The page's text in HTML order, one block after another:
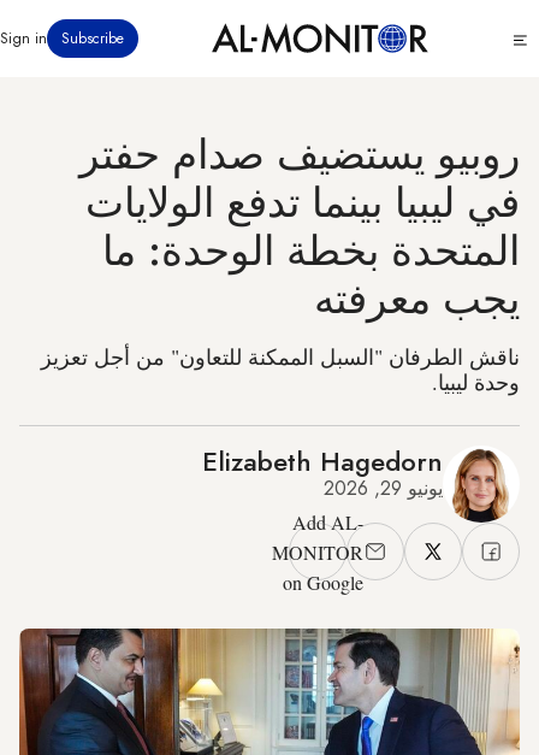
إلى
Subscribe
Sign in
روبيو يستضيف صدام حفتر
في ليبيا بينما تدفع الولايات
المتحدة بخطة الوحدة: ما
يجب معرفته
ناقش الطرفان "السبل الممكنة للتعاون" من أجل تعزيز
وحدة ليبيا.
Elizabeth Hagedorn
يونيو 29, 2026
Add AL-
MONITOR
on Google